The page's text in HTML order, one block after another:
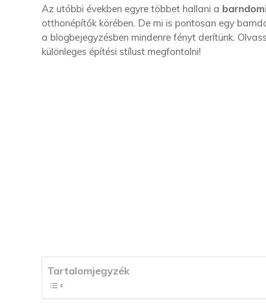
Az utóbbi években egyre többet hallani a
otthonépítők körében. De mi is pontosan egy
a blogbejegyzésben mindenre fényt derítünk.
különleges építési stílust megfontolni!
Tartalomjegyzék